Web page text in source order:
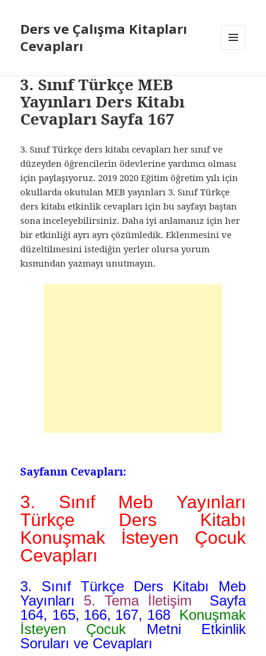
Ders ve Çalışma Kitapları
Cevapları
3. Sınıf Türkçe MEB
Yayınları Ders Kitabı
Cevapları Sayfa 167
3. Sınıf Türkçe ders kitabı cevapları her sınıf ve
düzeyden öğrencilerin ödevlerine yardımcı olması
için paylaşıyoruz. 2019 2020 Eğitim öğretim yılı için
okullarda okutulan MEB yayınları 3. Sınıf Türkçe
ders kitabı etkinlik cevapları için bu sayfayı baştan
sona inceleyebilirsiniz. Daha iyi anlamanız için her
bir etkinliği ayrı ayrı çözümledik. Eklenmesini ve
düzeltilmesini istediğin yerler olursa yorum
kısmından yazmayı unutmayın.
Sayfanın Cevapları:
3. Sınıf Meb Yayınları
Türkçe Ders Kitabı
Konuşmak İsteyen Çocuk
Cevapları
3. Sınıf Türkçe Ders Kitabı Meb
Yayınları 5. Tema İletişim
Sayfa
164, 165, 166, 167, 168 Konuşmak
İsteyen Çocuk Metni Etkinlik
Soruları ve Cevapları